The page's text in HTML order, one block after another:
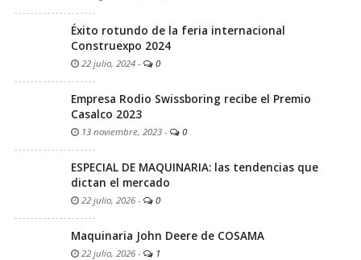
Éxito rotundo de la feria internacional
Construexpo 2024
22 julio, 2024 - 0
Empresa Rodio Swissboring recibe el Premio
Casalco 2023
13 noviembre, 2023 - 0
ESPECIAL DE MAQUINARIA: las tendencias que
dictan el mercado
22 julio, 2026 - 0
Maquinaria John Deere de COSAMA
22 julio, 2026 - 1